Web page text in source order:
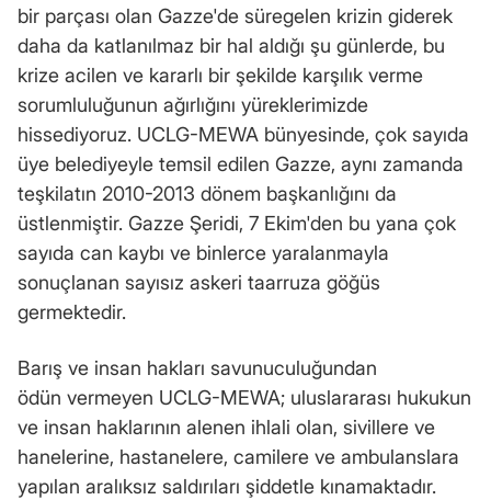
bir parçası olan Gazze'de süregelen krizin giderek
daha da katlanılmaz bir hal aldığı şu günlerde, bu
krize acilen ve kararlı bir şekilde karşılık verme
sorumluluğunun ağırlığını yüreklerimizde
hissediyoruz. UCLG-MEWA bünyesinde, çok sayıda
üye belediyeyle temsil edilen Gazze, aynı zamanda
teşkilatın 2010-2013 dönem başkanlığını da
üstlenmiştir. Gazze Şeridi, 7 Ekim'den bu yana çok
sayıda can kaybı ve binlerce yaralanmayla
sonuçlanan sayısız askeri taarruza göğüs
germektedir.
Barış ve insan hakları savunuculuğundan
ödün vermeyen UCLG-MEWA; uluslararası hukukun
ve insan haklarının alenen ihlali olan, sivillere ve
hanelerine, hastanelere, camilere ve ambulanslara
yapılan aralıksız saldırıları şiddetle kınamaktadır.